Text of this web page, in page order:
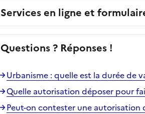
Services en ligne et
Questions ? Réponses !
Urbanisme : quelle est la durée de
Quelle autorisation déposer pour
Peut-on contester une autorisation